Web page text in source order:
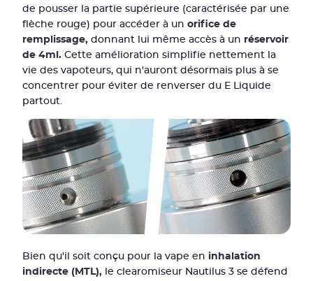
de pousser la partie supérieure (caractérisée par une
flèche rouge) pour accéder à un orifice de
remplissage, donnant lui même accès à un réservoir
de 4ml. Cette amélioration simplifie nettement la
vie des vapoteurs, qui n'auront désormais plus à se
concentrer pour éviter de renverser du E Liquide
partout.
Bien qu'il soit conçu pour la vape en inhalation
indirecte (MTL), le clearomiseur Nautilus 3 se défend